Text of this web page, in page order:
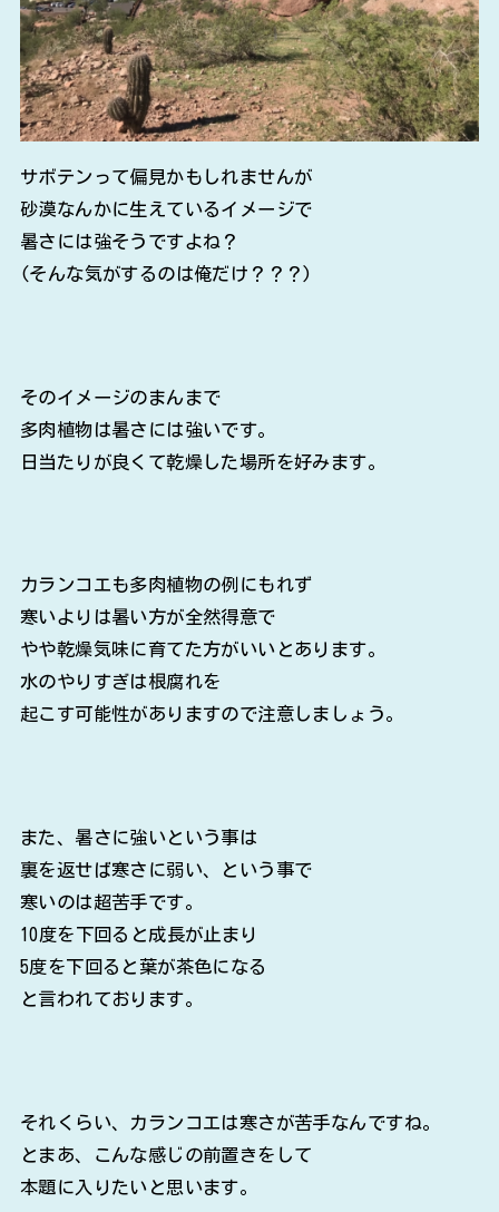
サボテンって偏見かもしれませんが
砂漠なんかに生えているイメージで
暑さには強そうですよね？
(そんな気がするのは俺だけ？？？)
そのイメージのまんまで
多肉植物は暑さには強いです。
日当たりが良くて乾燥した場所を好みます。
カランコエも多肉植物の例にもれず
寒いよりは暑い方が全然得意で
やや乾燥気味に育てた方がいいとあります。
水のやりすぎは根腐れを
起こす可能性がありますので注意しましょう。
また、暑さに強いという事は
裏を返せば寒さに弱い、という事で
寒いのは超苦手です。
10度を下回ると成長が止まり
5度を下回ると葉が茶色になる
と言われております。
それくらい、カランコエは寒さが苦手なんですね。
とまあ、こんな感じの前置きをして
本題に入りたいと思います。